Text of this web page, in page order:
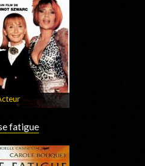
fatigue